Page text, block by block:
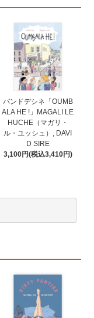
バンドデシネ「OUMB
ALA HE !」MAGALI LE
HUCHE（マガリ・
ル・ユッシュ）, DAVI
D SIRE
3,100円(税込3,410円)